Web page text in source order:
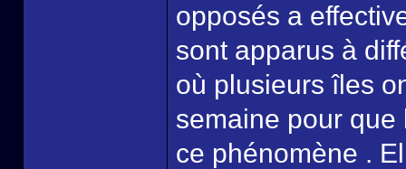
opposés a
sont apparus à
où plusieurs îles
semaine pour
ce phénomène .